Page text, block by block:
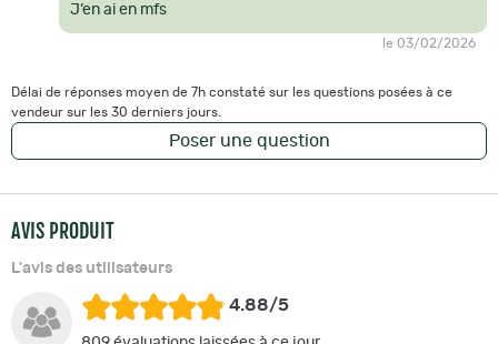
J’en ai en mfs
le 03/02/2026
Délai de réponses moyen de 7h constaté sur les questions posées à ce
vendeur sur les 30 derniers jours.
Poser une question
AVIS PRODUIT
L'avis des utilisateurs
4.88/5